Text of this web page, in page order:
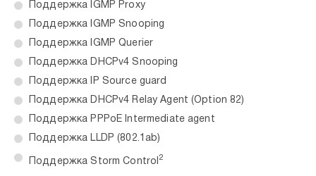
Поддержка IGMP Proxy
Поддержка IGMP Snooping
Поддержка IGMP Querier
Поддержка DHCPv4 Snooping
Поддержка IP Source guard
Поддержка DHCPv4 Relay Agent (Option 82)
Поддержка PPPoE Intermediate agent
Поддержка LLDP (802.1ab)
Поддержка Storm Control 2